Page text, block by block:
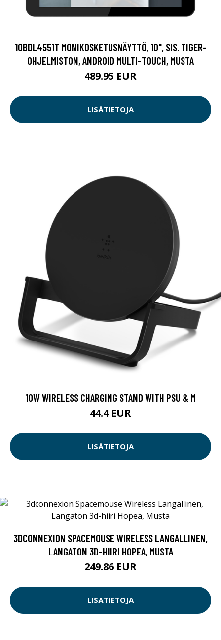
10BDL4551T MONIKOSKETUSNÄYTTÖ, 10", SIS. TIGER-
OHJELMISTON, ANDROID MULTI-TOUCH, MUSTA
489.95 EUR
LISÄTIETOJA
10W WIRELESS CHARGING STAND WITH PSU & M
44.4 EUR
LISÄTIETOJA
3DCONNEXION SPACEMOUSE WIRELESS LANGALLINEN,
LANGATON 3D-HIIRI HOPEA, MUSTA
249.86 EUR
LISÄTIETOJA